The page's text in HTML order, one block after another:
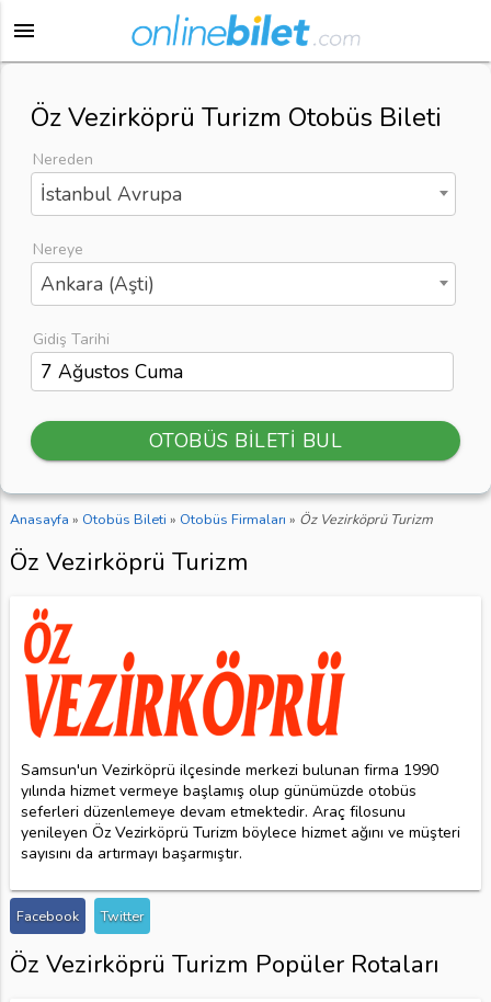
menu
Öz Vezirköprü Turizm Otobüs Bileti
Nereden
İstanbul Avrupa
Nereye
Ankara (Aşti)
Gidiş Tarihi
OTOBÜS BİLETİ BUL
Anasayfa » Otobüs Bileti » Otobüs Firmaları » Öz Vezirköprü Turizm
Öz Vezirköprü Turizm
Samsun'un Vezirköprü ilçesinde merkezi bulunan firma 1990
yılında hizmet vermeye başlamış olup günümüzde otobüs
seferleri düzenlemeye devam etmektedir. Araç filosunu
yenileyen Öz Vezirköprü Turizm böylece hizmet ağını ve müşteri
sayısını da artırmayı başarmıştır.
Facebook Twitter
Öz Vezirköprü Turizm Popüler Rotaları